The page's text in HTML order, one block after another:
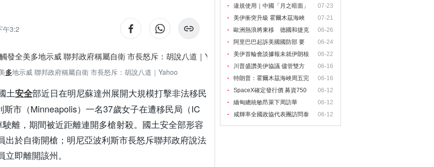
午3:2
多地示威 聯邦政府稱屬自衛 市長怒斥：胡說八道｜Yahoo
土安全部近日在明尼蘇達州展開大規模打擊非法移民
市（Minneapolis）一名37歲女子在遭移民局（IC
離，期間被近距離連開多槍射殺。國土安全部形容
出於自衛開槍；明尼亞波利斯市長怒斥聯邦政府說法
即離開該州。
07-23
違規使用｜中國「月之暗面」
被
07-21
美伊衝突升級 霍爾木茲海峽
06-26
歐洲熱浪將東移 德國和捷克
06-24
阿里巴巴起訴美國國防部 要
06-22
美伊首輪會談據報未就伊朗核
06-16
川普盛讚美伊協議 儘管雙方
06-16
特朗普：霍爾木茲海峽周五完
全
06-12
SpaceX確定發行價 募資750
億
06-12
緬甸總統敏昂萊下周訪華
06-12
咸輝率全國政協代表團訪問泰